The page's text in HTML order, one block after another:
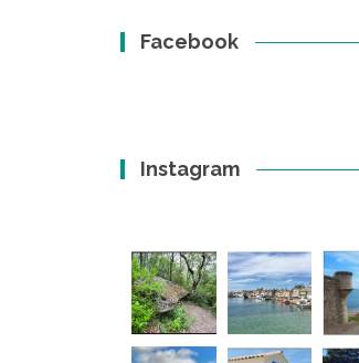
Facebook
Instagram